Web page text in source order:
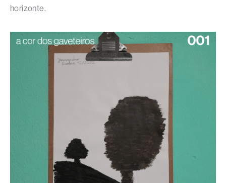
horizonte.